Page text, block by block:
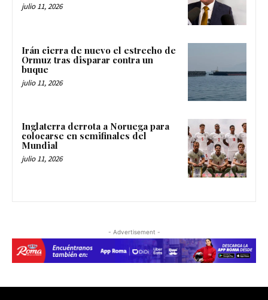
julio 11, 2026
Irán cierra de nuevo el estrecho de
Ormuz tras disparar contra un
buque
julio 11, 2026
Inglaterra derrota a Noruega para
colocarse en semifinales del
Mundial
julio 11, 2026
- Advertisement -